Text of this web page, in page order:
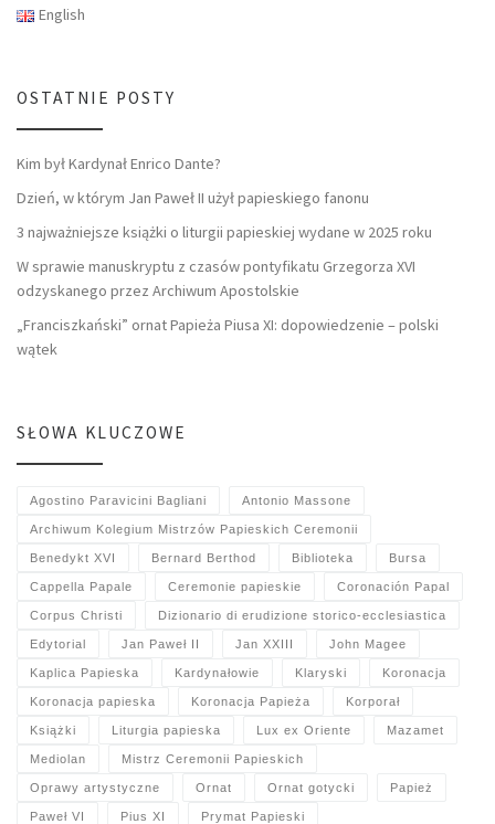
English
OSTATNIE POSTY
Kim był Kardynał Enrico Dante?
Dzień, w którym Jan Paweł II użył papieskiego fanonu
3 najważniejsze książki o liturgii papieskiej wydane w 2025 roku
W sprawie manuskryptu z czasów pontyfikatu Grzegorza XVI
odzyskanego przez Archiwum Apostolskie
„Franciszkański” ornat Papieża Piusa XI: dopowiedzenie – polski
wątek
SŁOWA KLUCZOWE
Agostino Paravicini Bagliani Antonio Massone
Archiwum Kolegium Mistrzów Papieskich Ceremonii
Benedykt XVI Bernard Berthod Biblioteka Bursa
Cappella Papale Ceremonie papieskie Coronación Papal
Corpus Christi Dizionario di erudizione storico-ecclesiastica
Edytorial Jan Paweł II Jan XXIII John Magee
Kaplica Papieska Kardynałowie Klaryski Koronacja
Koronacja papieska Koronacja Papieża Korporał
Książki Liturgia papieska Lux ex Oriente Mazamet
Mediolan Mistrz Ceremonii Papieskich
Oprawy artystyczne Ornat Ornat gotycki Papież
Paweł VI Pius XI Prymat Papieski